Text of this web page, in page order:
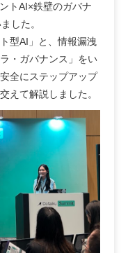
トAI×鉄壁のガバナ
した。
型AI」と、情報漏洩
・ガバナンス」をい
全にステップアップ
えて解説しました。